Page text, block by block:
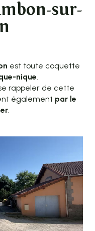
sur-
est toute coquette
nique.
rappeler de cette
également par le
.